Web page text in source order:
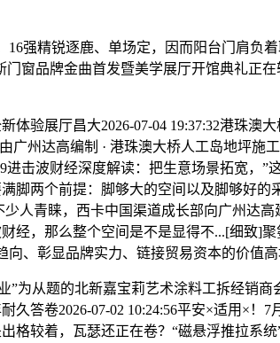
精锐逐鹿、单场定，因而阳台门肩负
窗品牌金曲首发暨美学展厅开馆典礼正
验展厅昌大2026-07-04 19:37:32港珠澳
广州达高编制 · 港珠澳大桥人工岛地坪
进击波财经深度解读：把生意场景拓宽
脚两个前提：脚够大的空间以及脚够好
人青睐，西卡中国渠道成长部向广州达
，那么整个空间是不是显得不...[细致]聚
向、彰显品牌实力、链接贸易资本的价值高
从题的北新嘉宝莉艺术涂料工拆经销
久答卷2026-07-02 10:24:56平安×适用×！
格较着，瓦瑟还正在卷？“磁悬浮推拉系